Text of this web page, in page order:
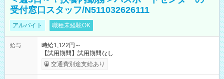
受付窓口スタッフ/N511032626111
アルバイト 職種未経験OK
給与
時給1,122円～
【試用期間】試用期間なし
交通費別途支給あり